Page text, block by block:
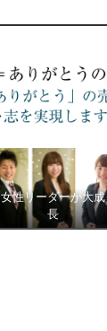
女性リーダーが大成
長